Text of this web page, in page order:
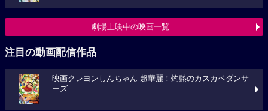
劇場上映中の映画一覧
注目の動画配信作品
映画クレヨンしんちゃん 超華麗！灼熱のカスカベダンサ
ーズ